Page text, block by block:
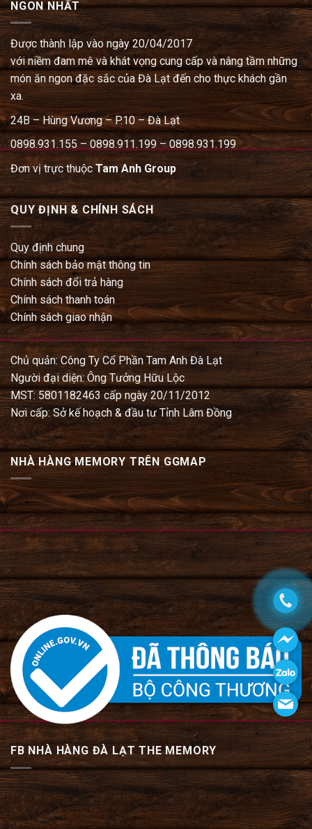
NGON NHẤT
Được thành lập vào ngày 20/04/2017
với niềm đam mê và khát vọng cung cấp và nâng tầm những
món ăn ngon đặc sắc của Đà Lạt đến cho thực khách gần
xa.
24B – Hùng Vương – P.10 – Đà Lạt
0898.931.155 – 0898.911.199 – 0898.931.199
Đơn vị trực thuộcTam Anh Group
QUY ĐỊNH & CHÍNH SÁCH
Quy định chung
Chính sách bảo mật thông tin
Chính sách đổi trả hàng
Chính sách thanh toán
Chính sách giao nhận
Chủ quản: Công Ty Cổ Phần Tam Anh Đà Lạt
Người đại diện: Ông Tưởng Hữu Lộc
MST: 5801182463 cấp ngày 20/11/2012
Nơi cấp: Sở kế hoạch & đầu tư Tỉnh Lâm Đồng
NHÀ HÀNG MEMORY TRÊN GGMAP
FB NHÀ HÀNG ĐÀ LẠT THE MEMORY